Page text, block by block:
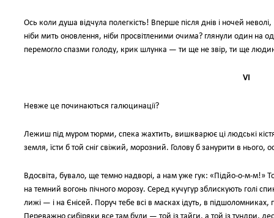
Ось коли душа відчула полегкість! Вперше після днів і ночей
ніби мить оновлення, ніби просвітленими очима? глянули один на
перемогло спазми голоду, крик шлунка — ти ще не звір, ти ще
VI
Невже це починаються галюцинації?
Лежиш під муром тюрми, спека жахтить, вишкварює ці людські
земля, їсти б той сніг свіжий, морозний. Голову б занурити в нього,
Вдосвіта, бувало, ще темно надворі, а нам уже гук: «Підйо-о-м-м!»
на темний вогонь пічного морозу. Серед кучугур зблискують голі
лижі — і на Єнісей. Поруч тебе всі в масках ідуть, в